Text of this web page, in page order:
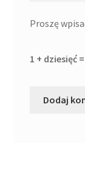
Proszę
1 + dziesięć =